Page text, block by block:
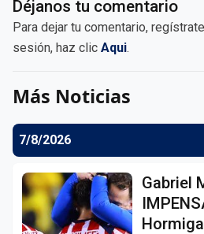
Déjanos tu comentario
Para dejar tu comentario, regístrate
sesión, haz clic Aqui.
Más Noticias
7/8/2026
Gabriel